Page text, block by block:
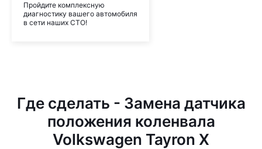
Пройдите комплексную
диагностику вашего автомобиля
в сети наших СТО!
Где сделать - Замена датчика
положения коленвала
Volkswagen Tayron X